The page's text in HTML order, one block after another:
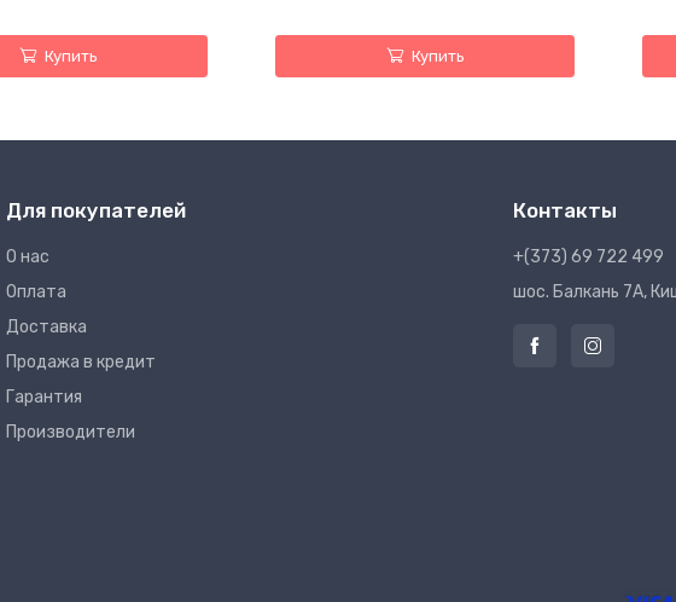
Купить Купить
Для покупателей
О нас
Оплата
Доставка
Продажа в кредит
Гарантия
Производители
Контакты
+(373) 69 722 499
шос. Балкань 7A,